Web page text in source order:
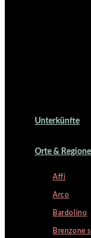
Unterkünfte
Orte &
Affi
Arco
Bardolino
Brenzone